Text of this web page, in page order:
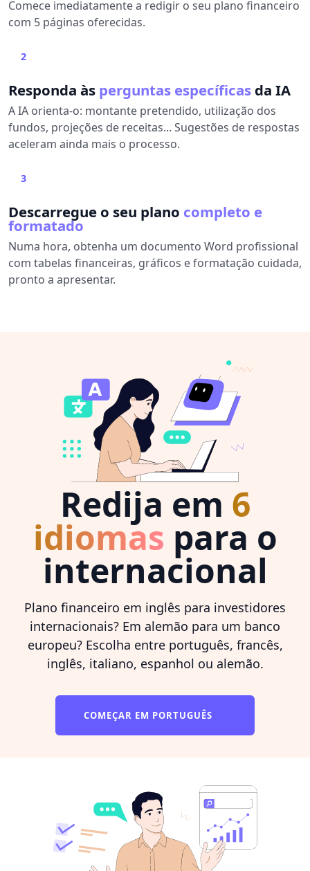
Comece imediatamente a redigir o seu plano financeiro
com 5 páginas oferecidas.
2
Responda às perguntas específicas da IA
A IA orienta-o: montante pretendido, utilização dos
fundos, projeções de receitas... Sugestões de respostas
aceleram ainda mais o processo.
3
Descarregue o seu plano completo e
formatado
Numa hora, obtenha um documento Word profissional
com tabelas financeiras, gráficos e formatação cuidada,
pronto a apresentar.
Redija em 6
idiomas para o
internacional
Plano financeiro em inglês para investidores
internacionais? Em alemão para um banco
europeu? Escolha entre português, francês,
inglês, italiano, espanhol ou alemão.
COMEÇAR EM PORTUGUÊS